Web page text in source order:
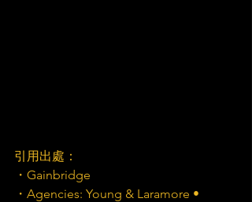
引用出處：
・Gainbridge
・Agencies: Young & Laramore •